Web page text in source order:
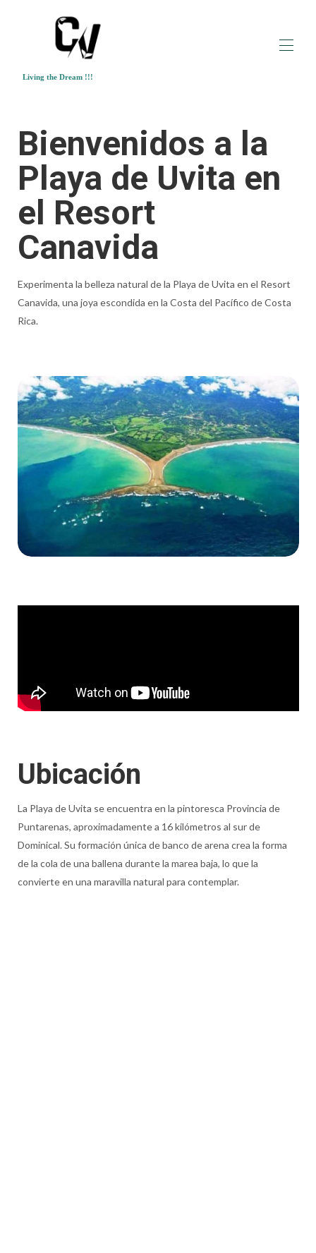
Living the Dream !!!
Actividades ▾
Nuestros Tours
Testimonios
Blog
Bienvenidos a la
Playa de Uvita en
el Resort
Canavida
Experimenta la belleza natural de la Playa de Uvita en el Resort
Canavida, una joya escondida en la Costa del Pacífico de Costa
Rica.
Ubicación
La Playa de Uvita se encuentra en la pintoresca Provincia de
Puntarenas, aproximadamente a 16 kilómetros al sur de
Dominical. Su formación única de banco de arena crea la forma
de la cola de una ballena durante la marea baja, lo que la
convierte en una maravilla natural para contemplar.